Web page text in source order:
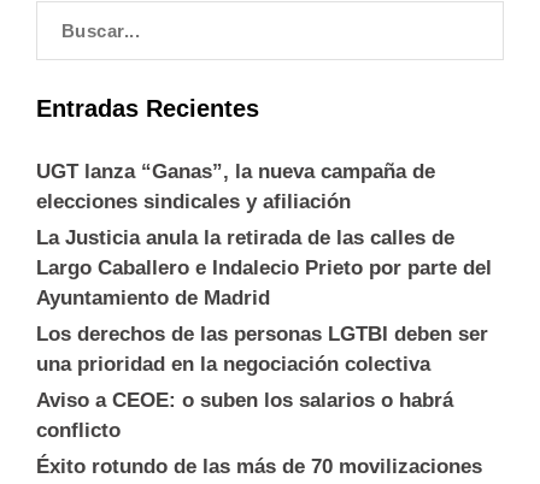
Entradas Recientes
UGT lanza “Ganas”, la nueva campaña de
elecciones sindicales y afiliación
La Justicia anula la retirada de las calles de
Largo Caballero e Indalecio Prieto por parte del
Ayuntamiento de Madrid
Los derechos de las personas LGTBI deben ser
una prioridad en la negociación colectiva
Aviso a CEOE: o suben los salarios o habrá
conflicto
Éxito rotundo de las más de 70 movilizaciones